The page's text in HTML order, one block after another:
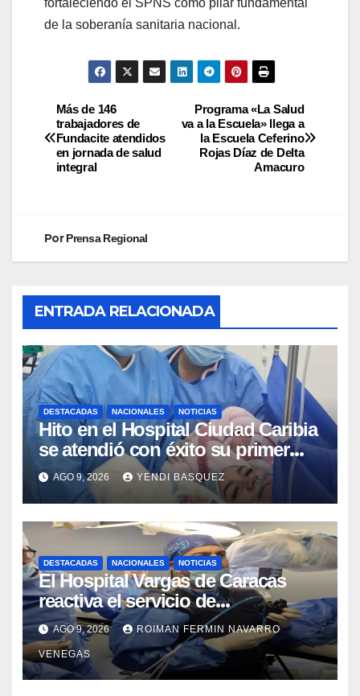
de la soberanía sanitaria nacional.
Programa «La Salud
va a la Escuela» llega a
la Escuela Ceferino
Rojas Díaz de Delta
Amacuro
Más de 146
trabajadores de
Fundacite atendidos
en jornada de salud
integral
PorPrensa Regional
ENTRADA RELACIONADA
DESTACADAS NACIONALES NOTICIAS
Hito en el Hospital Ciudad Caribia
se atendió con éxito su primer
parto gemelar
AGO 9, 2026 YENDI BASQUEZ
DESTACADAS NACIONALES NOTICIAS
El Hospital Vargas de Caracas
reactiva el servicio de
Colangiopancreatografía
Retrógrada Endoscópica para
beneficiar a cientos de pacientes
AGO 9, 2026 ROIMAN FERMIN NAVARRO
VENEGAS